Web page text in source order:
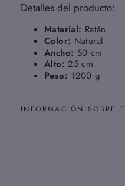
Detalles del producto:
Material: Ratán
Color: Natural
Ancho: 50 cm
Alto: 25 cm
Peso: 1200 g
INFORMACIÓN SOBRE